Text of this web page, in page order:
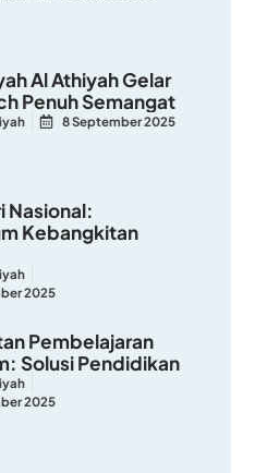
Al Athiyah Gelar
Penuh Semangat
8 September 2025
Nasional:
Kebangkitan
2025
Pembelajaran
Solusi Pendidikan
2025